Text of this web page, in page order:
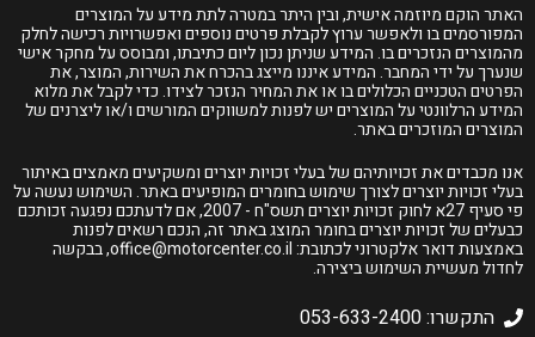
האתר הוקם מיוזמה אישית, ובין היתר במטרה לתת מידע על המוצרים
המפורסמים בו ולאפשר ערוץ לקבלת פרטים נוספים ואפשרויות רכישה לחלק
מהמוצרים הנזכרים בו. המידע שניתן נכון ליום כתיבתו, ומבוסס על מחקר אישי
שנערך על ידי המחבר. המידע איננו מייצג בהכרח את השירות, המוצר, את
הפרטים הטכניים הכלולים בו או את המחיר הנזכר לצידו. כדי לקבל את מלוא
המידע הרלוונטי על המוצרים יש לפנות למשווקים המורשים ו/או ליצרנים של
המוצרים המוזכרים באתר.
אנו מכבדים את זכויותיהם של בעלי זכויות יוצרים ומשקיעים מאמצים באיתור
בעלי זכויות יוצרים לצורך שימוש בחומרים המופיעים באתר. השימוש נעשה על
פי סעיף 27א לחוק זכויות יוצרים תשס"ח - 2007, אם לדעתכם נפגעה זכותכם
כבעלים של זכויות יוצרים בחומר המוצג באתר זה, הנכם רשאים לפנות
באמצעות דואר אלקטרוני לכתובת:office@motorcenter.co.il, בבקשה
לחדול מעשיית השימוש ביצירה.
התקשרו: 053-633-2400